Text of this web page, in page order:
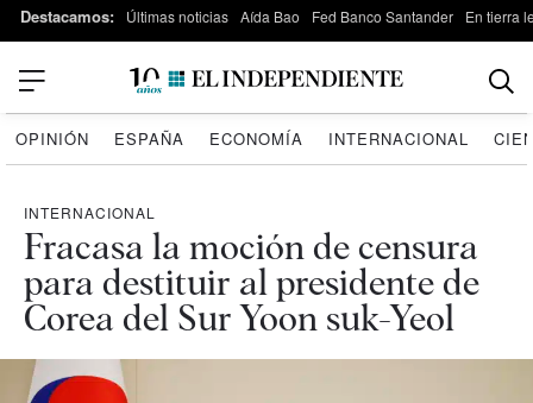
Destacamos: Últimas noticias Aída Bao Fed Banco Santander En tierra
OPINIÓN ESPAÑA ECONOMÍA INTERNACIONAL
INTERNACIONAL
Fracasa la moción de censura
para destituir al presidente de
Corea del Sur Yoon suk-Yeol